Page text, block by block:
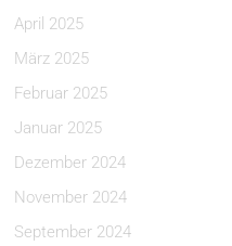
April 2025
März 2025
Februar 2025
Januar 2025
Dezember 2024
November 2024
September 2024